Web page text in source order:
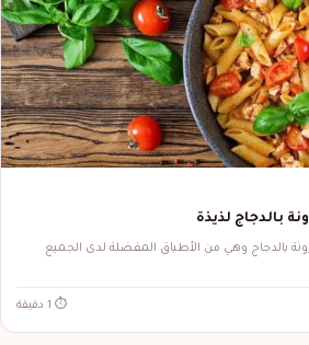
بالدجاج لذيذة
بالدجاج وهي من الأطباق المفضلة لدى الجميع
⏱ 1 دقيقة